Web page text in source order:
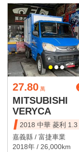
27.80 萬
MITSUBISHI
VERYCA
2018 中華 菱利 1.3
嘉義縣 / 富捷車業
2018年 / 26,000km